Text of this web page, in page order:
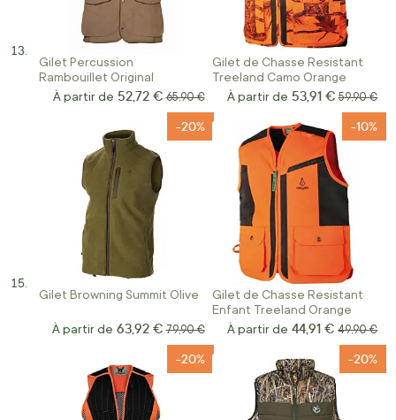
Gilet Percussion
Rambouillet Original
À partir de 52,72 € Prix normal
65,90 €
Gilet de Chasse Resistant
Treeland Camo Orange
À partir de 53,91 € Prix
59,90 €
Gilet Browning Summit Olive
-20%
À partir de 63,92 € Prix normal
79,90 €
Gilet de Chasse Resistant
Enfant Treeland Orange
-10%
À partir de 44,91 € Prix
49,90 €
-20% -20%